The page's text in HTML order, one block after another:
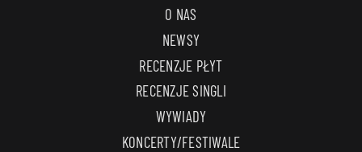
O NAS
NEWSY
RECENZJE PŁYT
RECENZJE SINGLI
WYWIADY
KONCERTY/FESTIWALE